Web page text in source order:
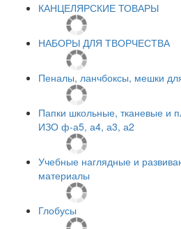
КАНЦЕЛЯРСКИЕ ТОВАРЫ
НАБОРЫ ДЛЯ ТВОРЧЕСТВА
Пеналы, ланчбоксы, мешки
Папки школьные, тканевые и
ИЗО ф-а5, а4, а3, а2
Учебные наглядные и
материалы
Глобусы